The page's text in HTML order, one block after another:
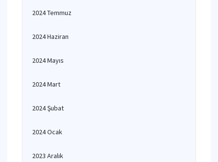
2024 Temmuz
2024 Haziran
2024 Mayıs
2024 Mart
2024 Şubat
2024 Ocak
2023 Aralık